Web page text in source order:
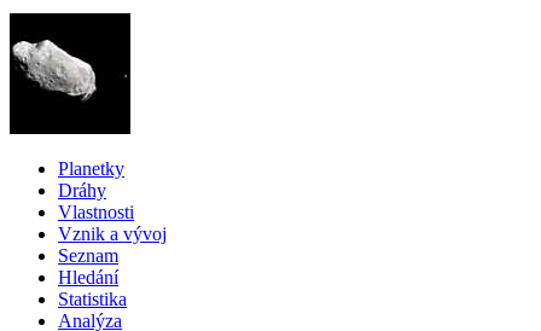
Planetky
Dráhy
Vlastnosti
Vznik a vývoj
Seznam
Hledání
Statistika
Analýza